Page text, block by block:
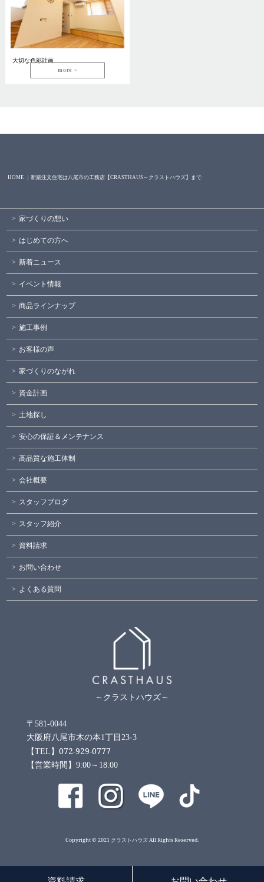
大切な色彩計画
more
HOME ｜新築注文住宅は八尾市の工務店【CRASTHAUS～クラストハウズ】まで
家づくりの想い
はじめての方へ
新着ニュース
イベント情報
商品ラインナップ
施工事例
お客様の声
家づくりのながれ
資金計画
土地探し
安心の保証＆メンテナンス
高品質な施工体制
会社概要
スタッフブログ
スタッフ紹介
資料請求
お問い合わせ
よくある質問
～クラストハウズ～
〒581-0044
大阪府八尾市木の本1丁目23-3
【TEL】072-929-0777
【営業時間】9:00～18:00
Copyright © 2021 クラストハウズ All Rights Reserved.